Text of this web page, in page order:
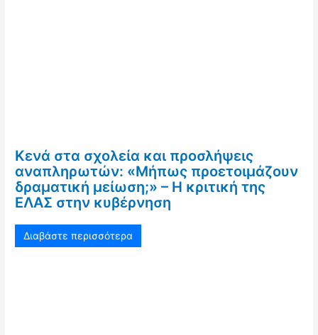
Κενά στα σχολεία και προσλήψεις
αναπληρωτών: «Μήπως προετοιμάζουν
δραματική μείωση;» – Η κριτική της
ΕΛΑΣ στην κυβέρνηση
Διαβάστε περισσότερα